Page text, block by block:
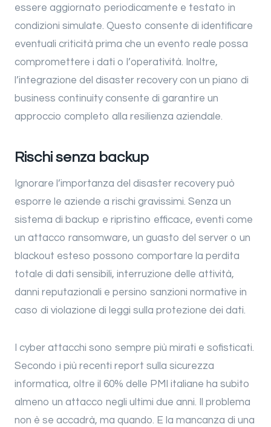
essere aggiornato periodicamente e testato in
condizioni simulate. Questo consente di identificare
eventuali criticità prima che un evento reale possa
compromettere i dati o l’operatività. Inoltre,
l’integrazione del disaster recovery con un piano di
business continuity consente di garantire un
approccio completo alla resilienza aziendale.
Rischi senza backup
Ignorare l’importanza del disaster recovery può
esporre le aziende a rischi gravissimi. Senza un
sistema di backup e ripristino efficace, eventi come
un attacco ransomware, un guasto del server o un
blackout esteso possono comportare la perdita
totale di dati sensibili, interruzione delle attività,
danni reputazionali e persino sanzioni normative in
caso di violazione di leggi sulla protezione dei dati.
I cyber attacchi sono sempre più mirati e sofisticati.
Secondo i più recenti report sulla sicurezza
informatica, oltre il 60% delle PMI italiane ha subito
almeno un attacco negli ultimi due anni. Il problema
non è se accadrà, ma quando. E la mancanza di una